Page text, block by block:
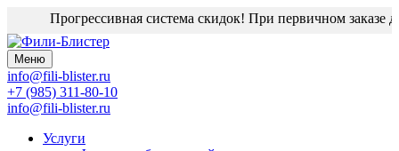
Прогрессивная система скидок! При первичном заказе
Меню
info@fili-blister.ru
+7 (985) 311-80-10
info@fili-blister.ru
Услуги